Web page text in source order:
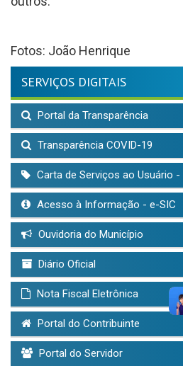
Fotos: João Henrique
SERVIÇOS DIGITAIS
Portal da Transparência
Transparência COVID-19
Carta de Serviços ao Usuário -
Acesso à Informação - e-SIC
Ouvidoria do Município
Diário Oficial
Nota Fiscal Eletrônica
Portal do Contribuinte
Portal do Servidor